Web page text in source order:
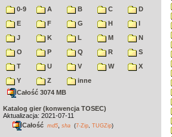
0-9 A B C
D
E
F G H
I
J
K L M
N
O
P Q R
S
T
U V W
X
Y
Z
inne
Całość 3074 MB
Katalog gier (konwencja TOSEC)
Aktualizacja: 2021-07-11
Całość md5 sha (7-Zip TUGZip)